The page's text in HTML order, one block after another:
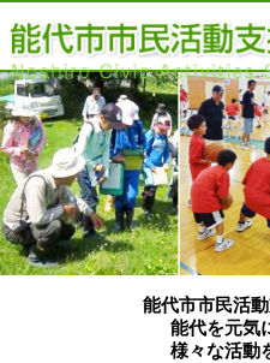
能代市市民活
能代を元気
様々な活動